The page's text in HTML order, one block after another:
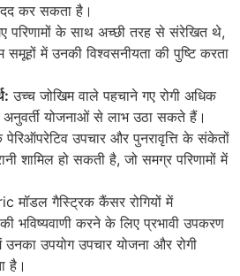
कर सकता है।
परिणामों के साथ अच्छी तरह से संरेखित थे,
समूहों में उनकी विश्वसनीयता की पुष्टि करता
उच्च जोखिम वाले पहचाने गए रोगी अधिक
योजनाओं से लाभ उठा सकते हैं।
उपचार और पुनरावृत्ति के संकेतों
शामिल हो सकती है, जो समग्र परिणामों में
मॉडल गैस्ट्रिक कैंसर रोगियों में
की भविष्यवाणी करने के लिए प्रभावी उपकरण
उपयोग उपचार योजना और रोगी
है।